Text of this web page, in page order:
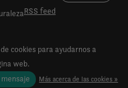
RSS feed
cookies para ayudarnos a
web.
Más acerca de las cookies »